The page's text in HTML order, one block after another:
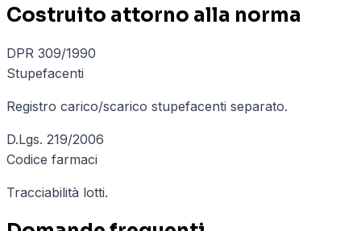
Costruito attorno alla norma
DPR 309/1990
Stupefacenti
Registro carico/scarico stupefacenti separato.
D.Lgs. 219/2006
Codice farmaci
Tracciabilità lotti.